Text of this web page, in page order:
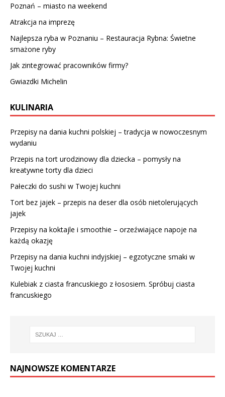
Poznań – miasto na weekend
Atrakcja na imprezę
Najlepsza ryba w Poznaniu – Restauracja Rybna: Świetne
smażone ryby
Jak zintegrować pracowników firmy?
Gwiazdki Michelin
KULINARIA
Przepisy na dania kuchni polskiej – tradycja w nowoczesnym
wydaniu
Przepis na tort urodzinowy dla dziecka – pomysły na
kreatywne torty dla dzieci
Pałeczki do sushi w Twojej kuchni
Tort bez jajek – przepis na deser dla osób nietolerujących
jajek
Przepisy na koktajle i smoothie – orzeźwiające napoje na
każdą okazję
Przepisy na dania kuchni indyjskiej – egzotyczne smaki w
Twojej kuchni
Kulebiak z ciasta francuskiego z łososiem. Spróbuj ciasta
francuskiego
NAJNOWSZE KOMENTARZE